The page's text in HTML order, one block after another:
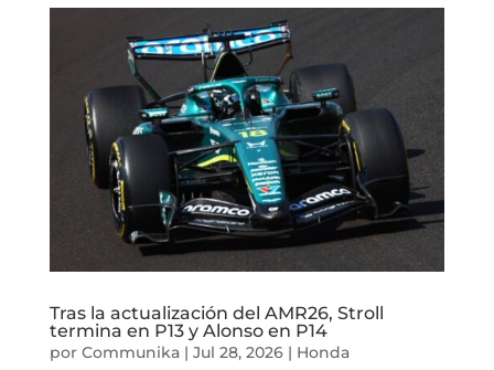
Tras la actualización del AMR26, Stroll
termina en P13 y Alonso en P14
por Communika| Jul 28, 2026| Honda